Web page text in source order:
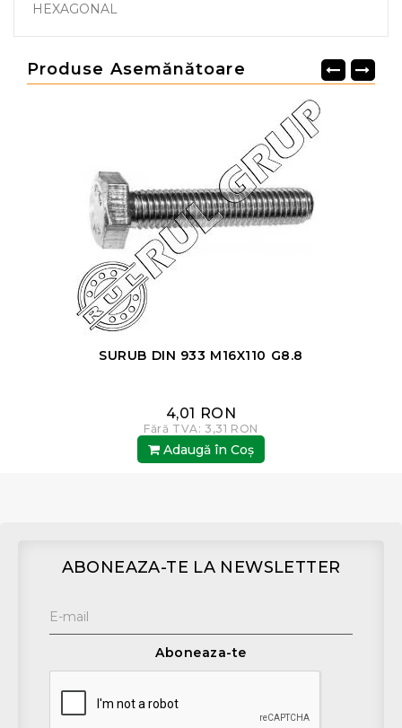
HEXAGONAL
Produse Asemănătoare
SURUB DIN 933 M16X110 G8.8
4,01 RON
Fără TVA: 3,31 RON
Adaugă în Coş
ABONEAZA-TE LA NEWSLETTER
Aboneaza-te